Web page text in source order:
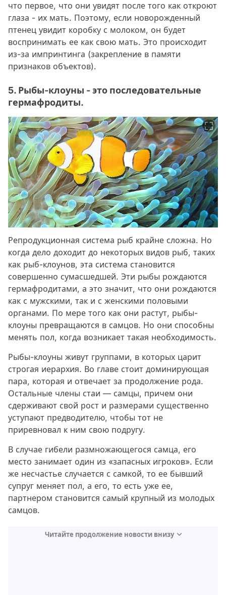
что первое, что они увидят после того как откроют
глаза - их мать. Поэтому, если новорожденный
птенец увидит коробку с молоком, он будет
воспринимать ее как свою мать. Это происходит
из-за импринтинга (закрепление в памяти
признаков объектов).
5. Рыбы-клоуны - это последовательные
гермафродиты.
Репродукционная система рыб крайне сложна. Но
когда дело доходит до некоторых видов рыб, таких
как рыб-клоунов, эта система становится
совершенно сумасшедшей. Эти рыбы рождаются
гермафродитами, а это значит, что они рождаются
как с мужскими, так и с женскими половыми
органами. По мере того как они растут, рыбы-
клоуны превращаются в самцов. Но они способны
менять пол, когда возникает такая необходимость.
Рыбы-клоуны живут группами, в которых царит
строгая иерархия. Во главе стоит доминирующая
пара, которая и отвечает за продолжение рода.
Остальные члены стаи — самцы, причем они
сдерживают свой рост и размерами существенно
уступают предводителю, чтобы тот не
приревновал к ним свою подругу.
В случае гибели размножающегося самца, его
место занимает один из «запасных игроков». Если
же несчастье случается с самкой, то ее бывший
супруг меняет пол, а его, то есть уже ее,
партнером становится самый крупный из молодых
самцов.
Читайте продолжение новости внизу